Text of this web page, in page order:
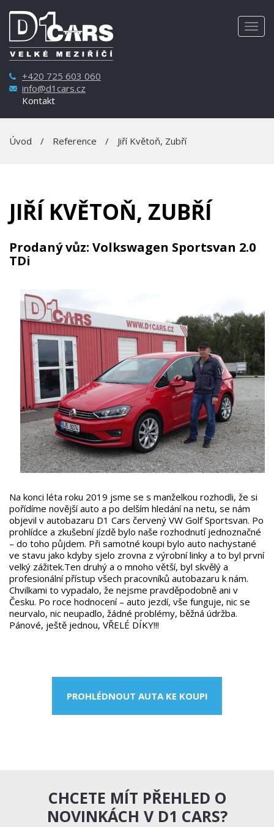
+420 725 603 060
info@d1cars.cz
Kontakt
Úvod / Reference / Jiří Květoň, Zubří
JIŘÍ KVĚTOŇ, ZUBŘÍ
Prodaný vůz: Volkswagen Sportsvan 2.0
TDi
Na konci léta roku 2019 jsme se s manželkou rozhodli, že si
pořídíme novější auto a po delším hledání na netu, se nám
objevil v autobazaru D1 Cars červený VW Golf Sportsvan. Po
prohlídce a zkušební jízdě bylo naše rozhodnutí jednoznačné
– do toho půjdem. Při samotné koupi bylo auto nachystané
ve stavu jako kdyby sjelo zrovna z výrobní linky a to byl první
velký zážitek.Ten druhý a o mnoho větší, byl skvělý a
profesionální přístup všech pracovníků autobazaru k nám.
Chvilkami to vypadalo, že nejsme pravděpodobně ani v
Česku. Po roce hodnocení – auto jezdí, vše funguje, nic se
neurvalo, nic neupadlo, žádné problémy, běžná údržba.
Pánové, ještě jednou, VŘELÉ DÍKY!!!
PROHLÉDNOUT AUTA KE KOUPI
CHCETE MÍT PŘEHLED O
NOVINKÁCH V D1 CARS?